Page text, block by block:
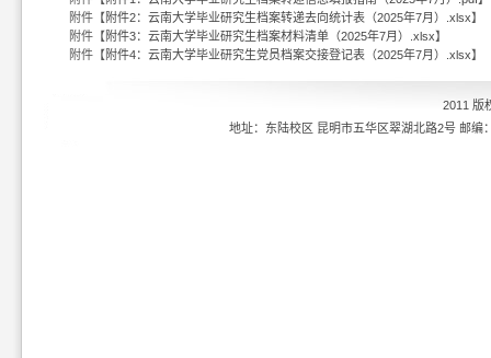
附件【 附件2：云南大学毕业研究生档案转递去向统计表（2025年7月）.xlsx】
附件【 附件3：云南大学毕业研究生档案材料清单（2025年7月）.xlsx】
附件【 附件4：云南大学毕业研究生党员档案交接登记表（2025年7月）.xlsx】
2011 版
地址：东陆校区 昆明市五华区翠湖北路2号 邮编